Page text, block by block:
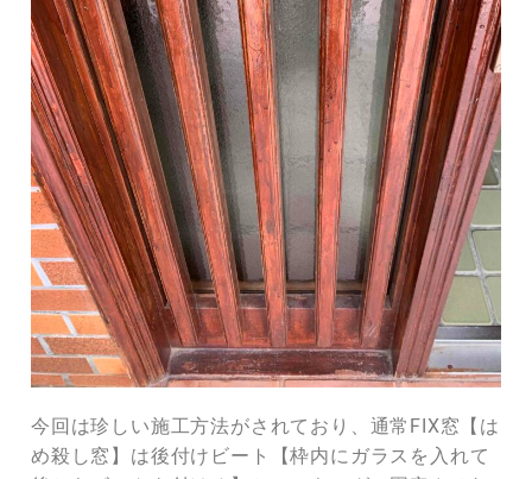
今回は珍しい施工方法がされており、通常FIX窓【は
め殺し窓】は後付けビート【枠内にガラスを入れて